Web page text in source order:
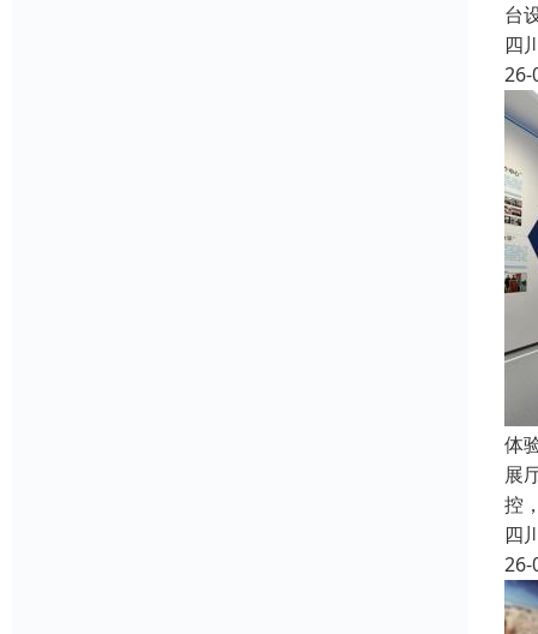
台
四
26-
体
展
控
四
26-